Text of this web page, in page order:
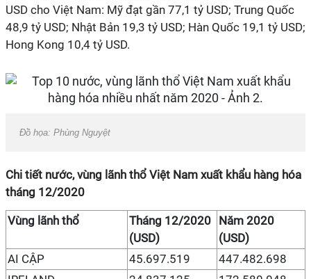
USD cho Việt Nam: Mỹ đạt gần 77,1 tỷ USD; Trung Quốc
48,9 tỷ USD; Nhật Bản 19,3 tỷ USD; Hàn Quốc 19,1 tỷ USD;
Hong Kong 10,4 tỷ USD.
Đồ họa: Phùng Nguyệt
Chi tiết nước, vùng lãnh thổ Việt Nam xuất khẩu hàng hóa
tháng 12/2020
Vùng lãnh thổ
Tháng 12/2020
(USD)
Năm 2020
(USD)
AI CẬP
45.697.519
447.482.698